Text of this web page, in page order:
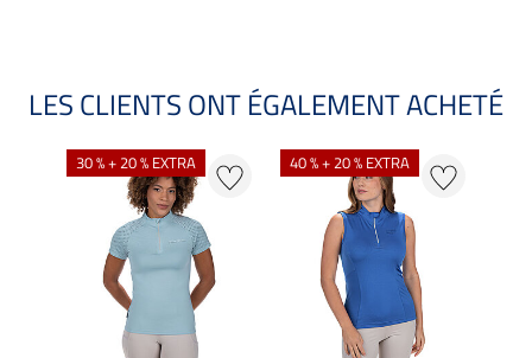
LES CLIENTS ONT ÉGALEMENT ACHETÉ
30 % + 20 % EXTRA 40 % + 20 % EXTRA